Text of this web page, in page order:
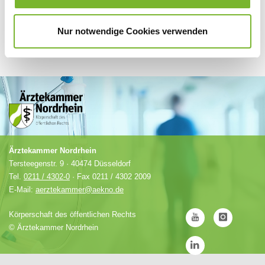
Nur notwendige Cookies verwenden
Ärztekammer Nordrhein
Tersteegenstr. 9 · 40474 Düsseldorf
Tel. 0211 / 4302-0 · Fax 0211 / 4302 2009
E-Mail: aerztekammer@aekno.de
Körperschaft des öffentlichen Rechts
© Ärztekammer Nordrhein